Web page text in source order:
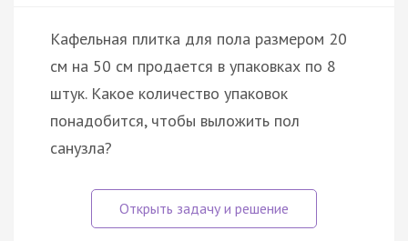
Кафельная плитка для пола размером 20
см на 50 см продается в упаковках по 8
штук. Какое количество упаковок
понадобится, чтобы выложить пол
санузла?